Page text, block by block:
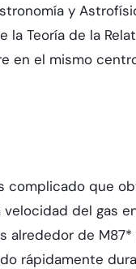
y
Teoría de la
el mismo
que
del gas
de
rápidamente